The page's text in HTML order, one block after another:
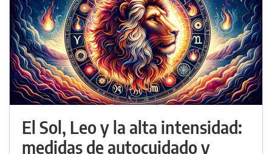
El Sol, Leo y la alta intensidad:
medidas de autocuidado y